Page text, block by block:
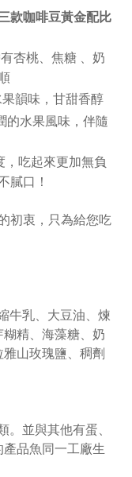
款咖啡豆黃金配比
杏桃、焦糖 、奶
韻味，甘甜香醇
的水果風味，伴隨
，吃起來更加無負
膩口！
初衷，只為給您吃
牛乳、大豆油、煉
精、海藻糖、奶
山玫瑰鹽、稠劑
並與其他有蛋、
品魚同一工廠生